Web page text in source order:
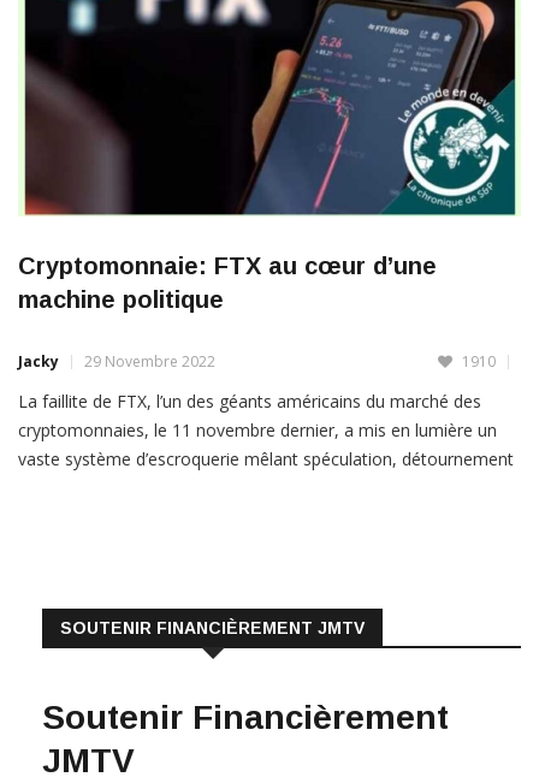
Cryptomonnaie: FTX au cœur d’une
machine politique
Jacky 29 Novembre 2022 1910
La faillite de FTX, l’un des géants américains du marché des
cryptomonnaies, le 11 novembre dernier, a mis en lumière un
vaste système d’escroquerie mêlant spéculation, détournement
SOUTENIR FINANCIÈREMENT JMTV
Soutenir Financièrement
JMTV